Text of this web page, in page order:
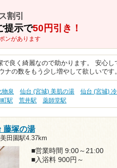
割引
提示で50円引き！
ンがあります
で良く綺麗なので助かります。 安心
ナの数をもう少し増やして欲しいで
物泉 仙台 (宮城) 美肌の湯 仙台 (宮城)
駅 荒井駅 薬師堂駅
藤塚の湯
美田園駅4.37km
■営業時間 9:00～21:00
■入浴料 900円～